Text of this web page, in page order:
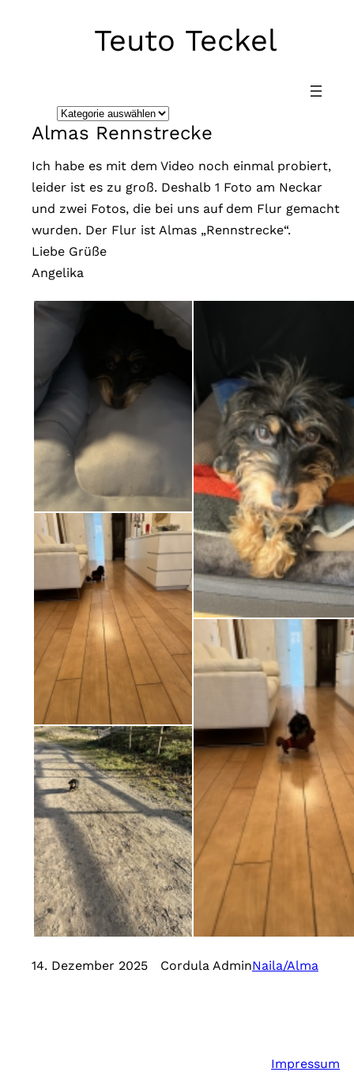
Teuto Teckel
K
a
g
r
e
n
Almas Rennstrecke
Ich habe es mit dem Video noch einmal probiert,
leider ist es zu groß. Deshalb 1 Foto am Neckar
und zwei Fotos, die bei uns auf dem Flur gemacht
wurden. Der Flur ist Almas „Rennstrecke“.
Liebe Grüße
Angelika
14. Dezember 2025 Cordula AdminNaila/Alma
Impressum